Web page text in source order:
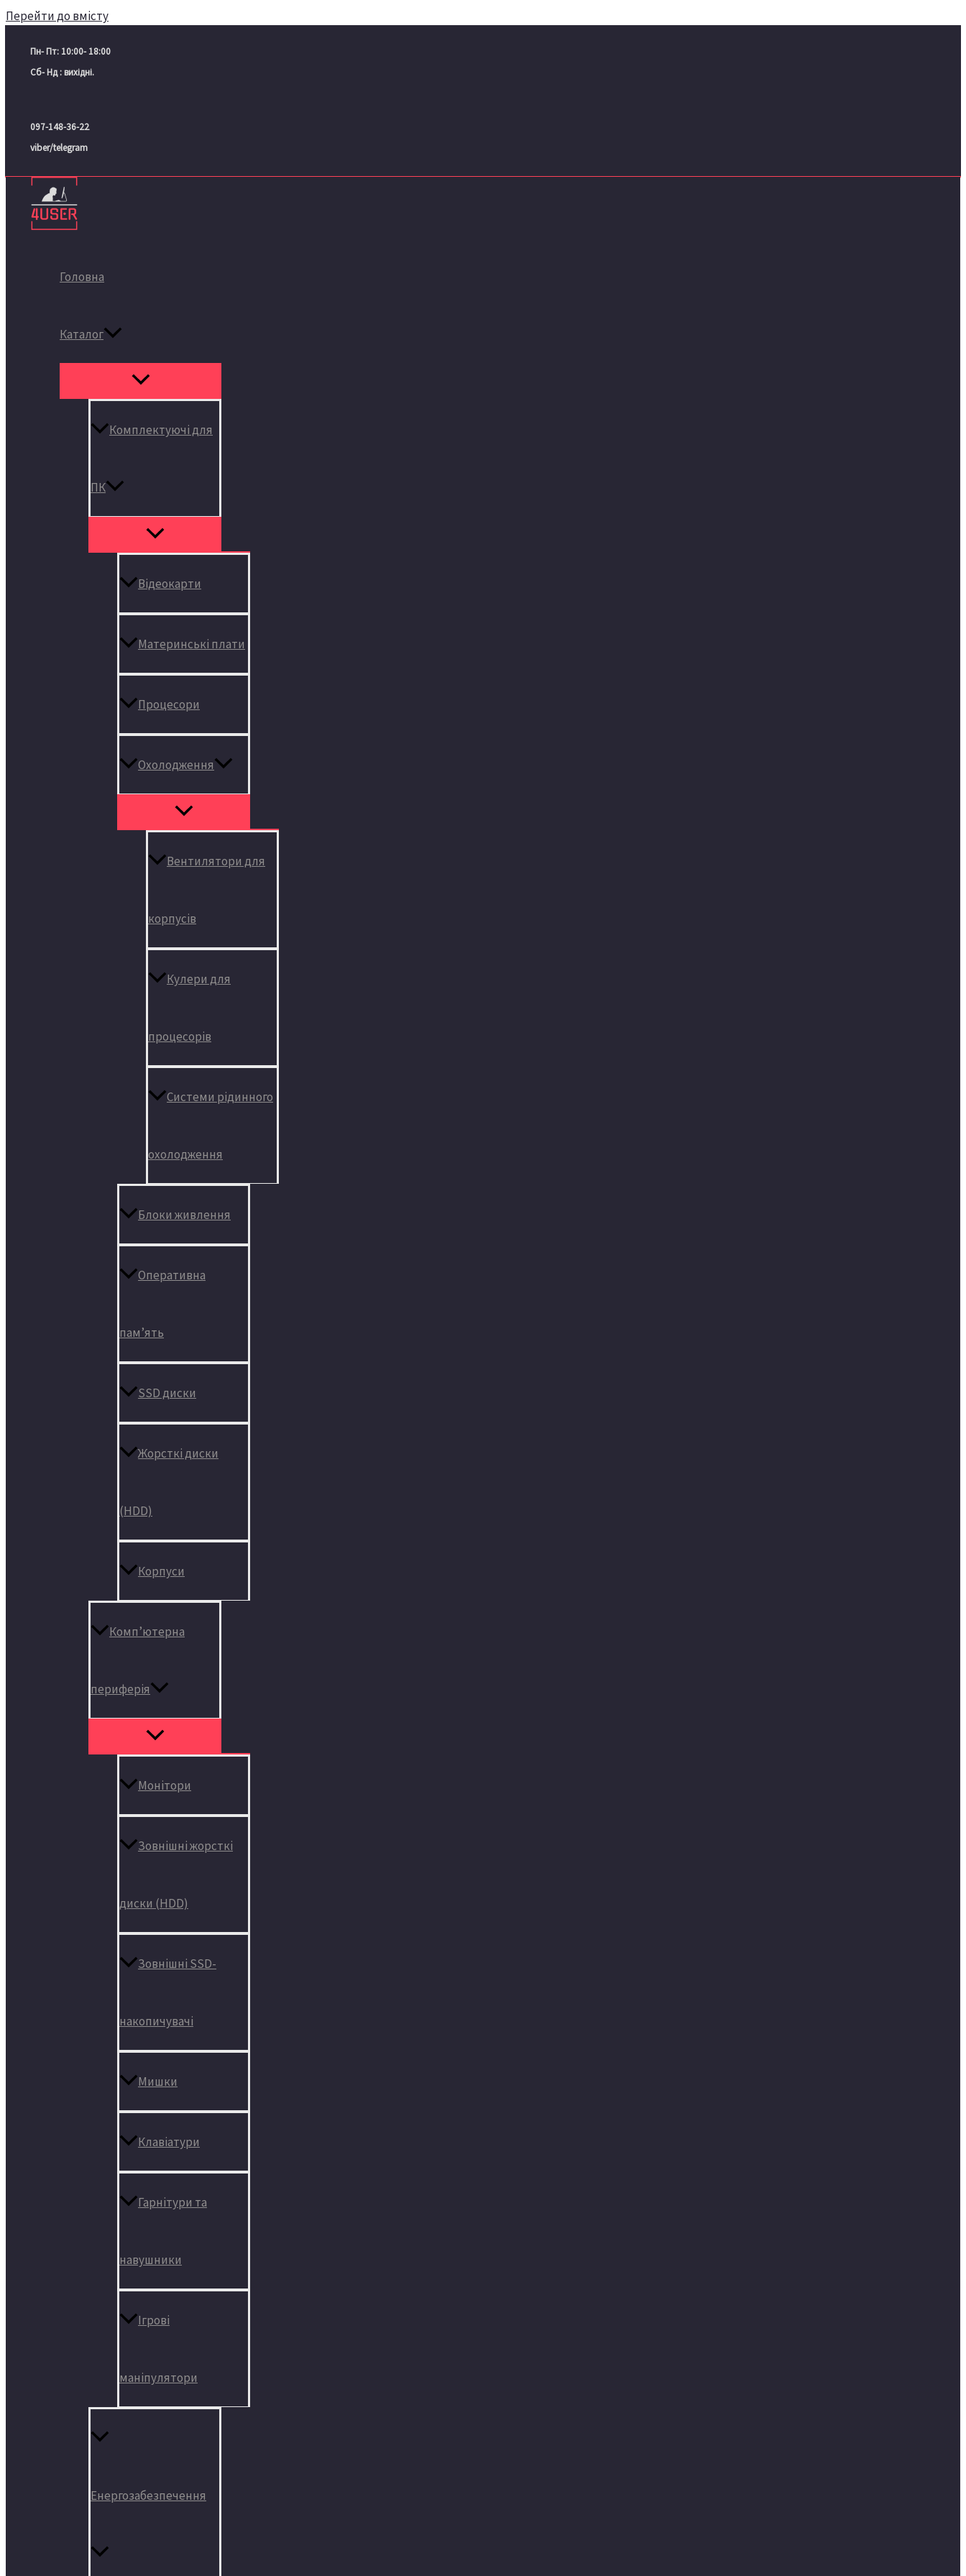
Перейти до вмісту
Пн- Пт: 10:00- 18:00
Сб- Нд : вихідні.
097-148-36-22
viber/telegram
Головна
Каталог
Комплектуючі для
ПК
Відеокарти
Материнські плати
Процесори
Охолодження
Вентилятори для
корпусів
Кулери для
процесорів
Системи рідинного
охолодження
Блоки живлення
Оперативна
пам’ять
SSD диски
Жорсткі диски
(HDD)
Корпуси
Комп’ютерна
периферія
Монітори
Зовнішні жорсткі
диски (HDD)
Зовнішні SSD-
накопичувачі
Мишки
Клавіатури
Гарнітури та
навушники
Ігрові
маніпулятори
Енергозабезпечення